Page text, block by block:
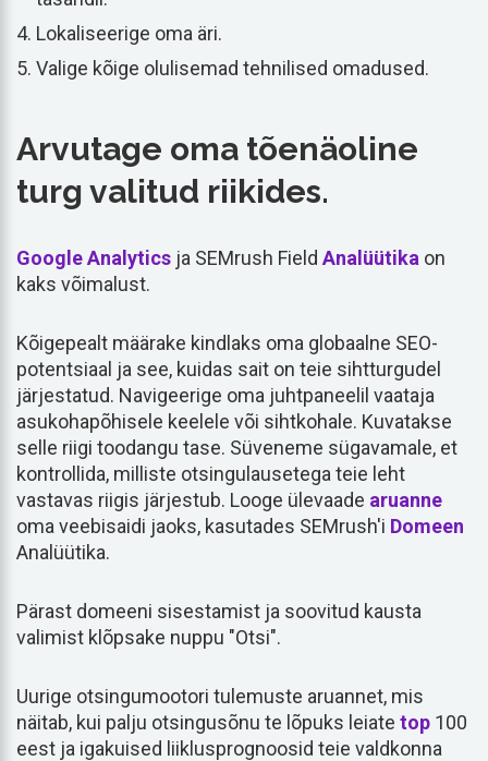
Lokaliseerige oma äri.
Valige kõige olulisemad tehnilised omadused.
Arvutage oma tõenäoline
turg valitud riikides.
Google Analytics ja SEMrush Field Analüütika on
kaks võimalust.
Kõigepealt määrake kindlaks oma globaalne SEO-
potentsiaal ja see, kuidas sait on teie sihtturgudel
järjestatud. Navigeerige oma juhtpaneelil vaataja
asukohapõhisele keelele või sihtkohale. Kuvatakse
selle riigi toodangu tase. Süveneme sügavamale, et
kontrollida, milliste otsingulausetega teie leht
vastavas riigis järjestub. Looge ülevaade aruanne
oma veebisaidi jaoks, kasutades SEMrush'i Domeen
Analüütika.
Pärast domeeni sisestamist ja soovitud kausta
valimist klõpsake nuppu "Otsi".
Uurige otsingumootori tulemuste aruannet, mis
näitab, kui palju otsingusõnu te lõpuks leiate top 100
eest ja igakuised liiklusprognoosid teie valdkonna